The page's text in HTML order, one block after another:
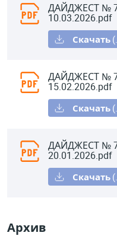
ДАЙДЖЕСТ №
10.03.2026.pdf
Скачать
ДАЙДЖЕСТ №
15.02.2026.pdf
Скачать
ДАЙДЖЕСТ №
20.01.2026.pdf
Скачать
Архив